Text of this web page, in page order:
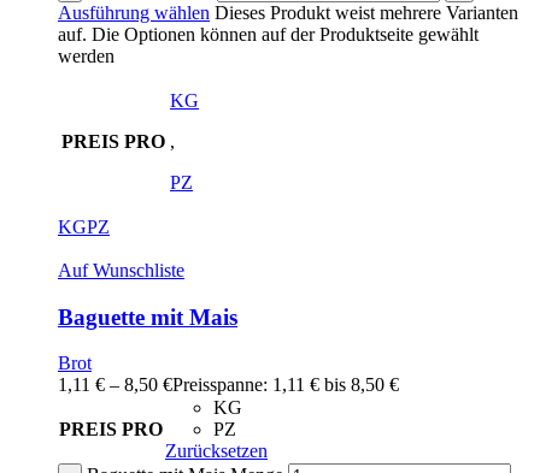
Ausführung wählen Dieses Produkt weist mehrere Varianten
auf. Die Optionen können auf der Produktseite gewählt
werden
PREIS PRO
KG
,
PZ
KGPZ
Auf Wunschliste
Baguette mit Mais
Brot
1,11 € – 8,50 €Preisspanne: 1,11 € bis 8,50 €
PREIS PRO
KG
PZ
Zurücksetzen